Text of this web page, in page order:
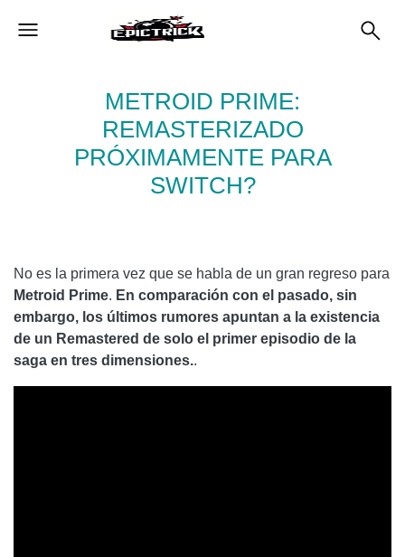
METROID PRIME:
REMASTERIZADO
PRÓXIMAMENTE PARA
SWITCH?
No es la primera vez que se habla de un gran regreso para
Metroid Prime. En comparación con el pasado, sin
embargo, los últimos rumores apuntan a la existencia
de un Remastered de solo el primer episodio de la
saga en tres dimensiones..